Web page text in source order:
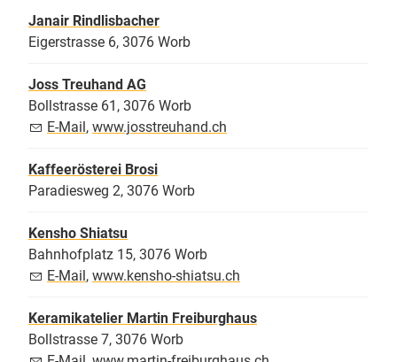
Janair Rindlisbacher
Eigerstrasse 6, 3076 Worb
Joss Treuhand AG
Bollstrasse 61, 3076 Worb
E-Mail, www.josstreuhand.ch
Kaffeerösterei Brosi
Paradiesweg 2, 3076 Worb
Kensho Shiatsu
Bahnhofplatz 15, 3076 Worb
E-Mail , www.kensho-shiatsu.ch
Keramikatelier Martin Freiburghaus
Bollstrasse 7, 3076 Worb